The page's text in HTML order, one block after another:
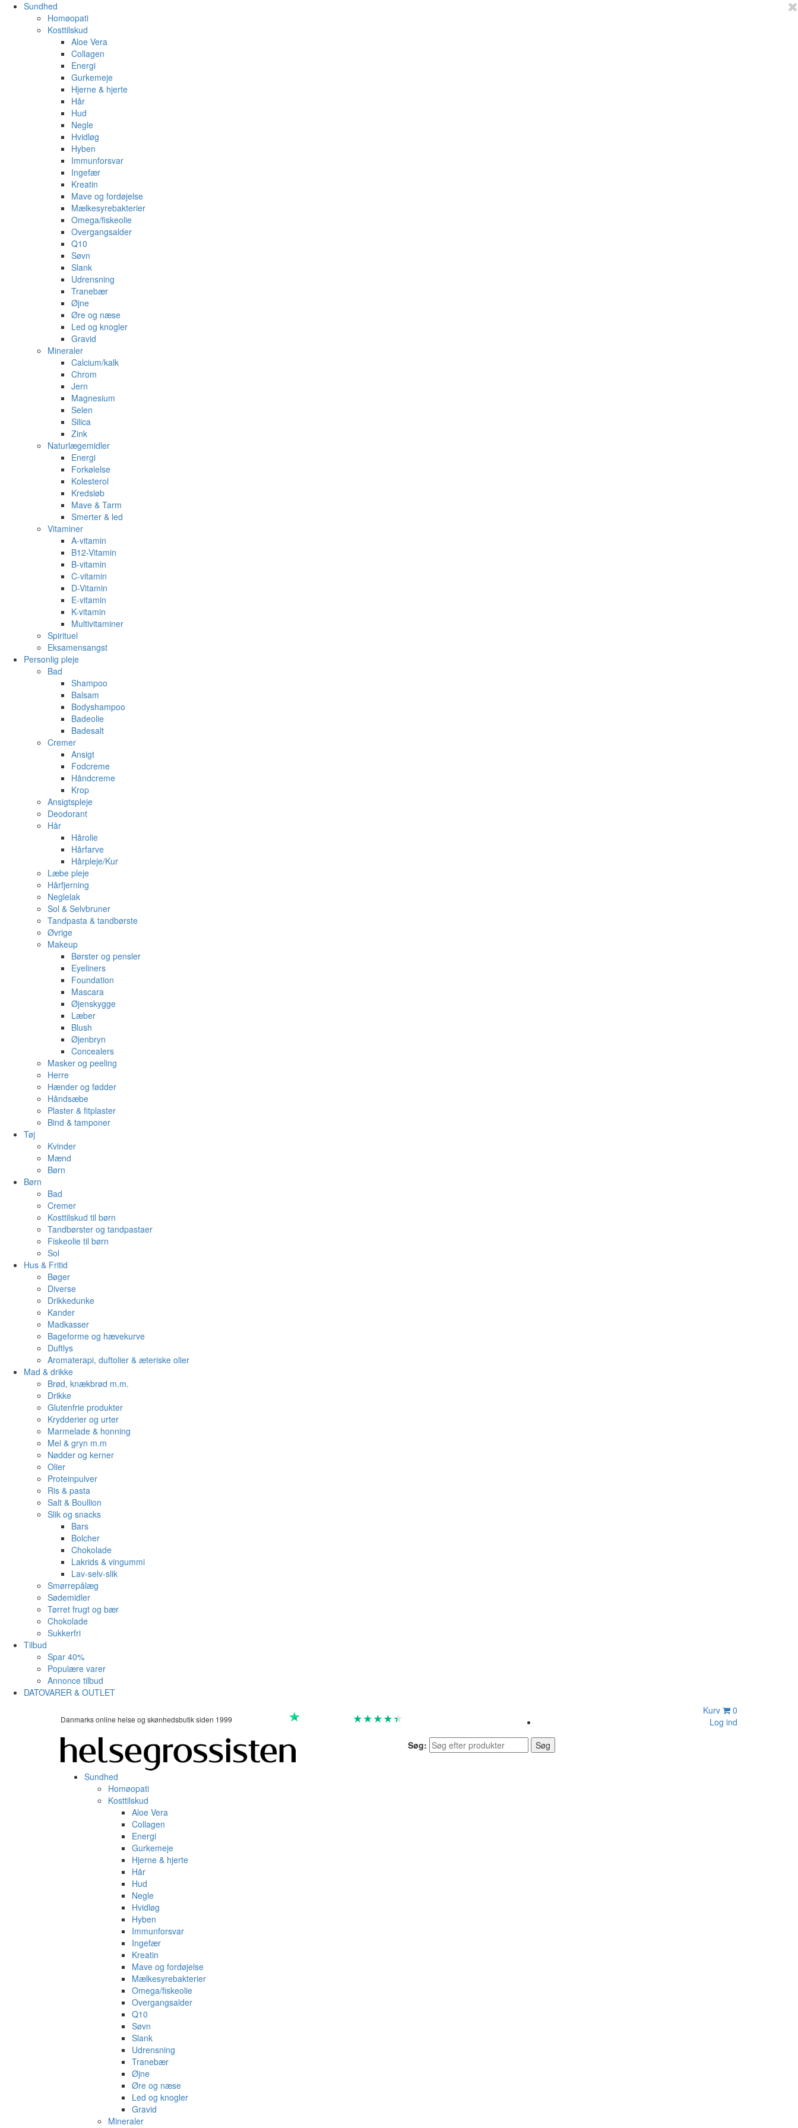
Sundhed
Homøopati
Kosttilskud
Aloe Vera
Collagen
Energi
Gurkemeje
Hjerne & hjerte
Hår
Hud
Negle
Hvidløg
Hyben
Immunforsvar
Ingefær
Kreatin
Mave og fordøjelse
Mælkesyrebakterier
Omega/fiskeolie
Overgangsalder
Q10
Søvn
Slank
Udrensning
Tranebær
Øjne
Øre og næse
Led og knogler
Gravid
Mineraler
Calcium/kalk
Chrom
Jern
Magnesium
Selen
Silica
Zink
Naturlægemidler
Energi
Forkølelse
Kolesterol
Kredsløb
Mave & Tarm
Smerter & led
Vitaminer
A-vitamin
B12-Vitamin
B-vitamin
C-vitamin
D-Vitamin
E-vitamin
K-vitamin
Multivitaminer
Spirituel
Eksamensangst
Personlig pleje
Bad
Shampoo
Balsam
Bodyshampoo
Badeolie
Badesalt
Cremer
Ansigt
Fodcreme
Håndcreme
Krop
Ansigtspleje
Deodorant
Hår
Hårolie
Hårfarve
Hårpleje/Kur
Læbe pleje
Hårfjerning
Neglelak
Sol & Selvbruner
Tandpasta & tandbørste
Øvrige
Makeup
Børster og pensler
Eyeliners
Foundation
Mascara
Øjenskygge
Læber
Blush
Øjenbryn
Concealers
Masker og peeling
Herre
Hænder og fødder
Håndsæbe
Plaster & fitplaster
Bind & tamponer
Tøj
Kvinder
Mænd
Børn
Børn
Bad
Cremer
Kosttilskud til børn
Tandbørster og tandpastaer
Fiskeolie til børn
Sol
Hus & Fritid
Bøger
Diverse
Drikkedunke
Kander
Madkasser
Bageforme og hævekurve
Duftlys
Aromaterapi, duftolier & æteriske olier
Mad & drikke
Brød, knækbrød m.m.
Drikke
Glutenfrie produkter
Krydderier og urter
Marmelade & honning
Mel & gryn m.m
Nødder og kerner
Olier
Proteinpulver
Ris & pasta
Salt & Boullion
Slik og snacks
Bars
Bolcher
Chokolade
Lakrids & vingummi
Lav-selv-slik
Smørrepålæg
Sødemidler
Tørret frugt og bær
Chokolade
Sukkerfri
Tilbud
Spar 40%
Populære varer
Annonce tilbud
DATOVARER & OUTLET
Danmarks online helse og skønhedsbutik siden 1999 ★ ★ ★ ★★
Kurv
0
Log ind
Søg:
Søg
Sundhed
Homøopati
Kosttilskud
Aloe Vera
Collagen
Energi
Gurkemeje
Hjerne & hjerte
Hår
Hud
Negle
Hvidløg
Hyben
Immunforsvar
Ingefær
Kreatin
Mave og fordøjelse
Mælkesyrebakterier
Omega/fiskeolie
Overgangsalder
Q10
Søvn
Slank
Udrensning
Tranebær
Øjne
Øre og næse
Led og knogler
Gravid
Mineraler